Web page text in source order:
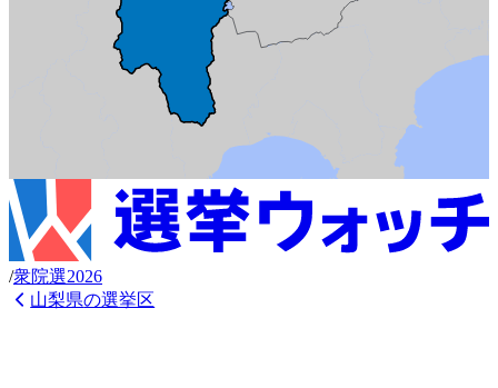
/衆院選2026
山梨県の選挙区